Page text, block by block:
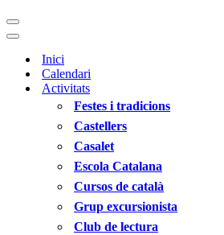
Menú
de
Menú
navegació
Inici
Calendari
Activitats
Festes i tradicions
Castellers
Casalet
Escola Catalana
Cursos de català
Grup excursionista
Club de lectura